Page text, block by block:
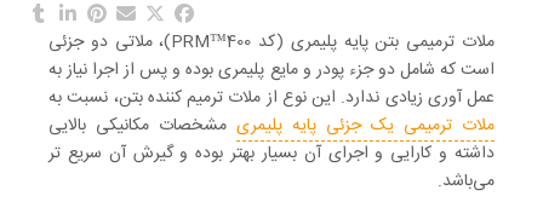
ملات ترمیمی بتن پایه پلیمری (کد 400™PRM)، ملاتی دو جزئی
است که شامل دو جزء پودر و مایع پلیمری بوده و پس از اجرا نیاز به
عمل آوری زیادی ندارد. این نوع از ملات ترمیم کننده بتن، نسبت به
ملات ترمیمی یک جزئی پایه پلیمری مشخصات مکانیکی بالایی
داشته و کارایی و اجرای آن بسیار بهتر بوده و گیرش آن سریع تر
می‌باشد.